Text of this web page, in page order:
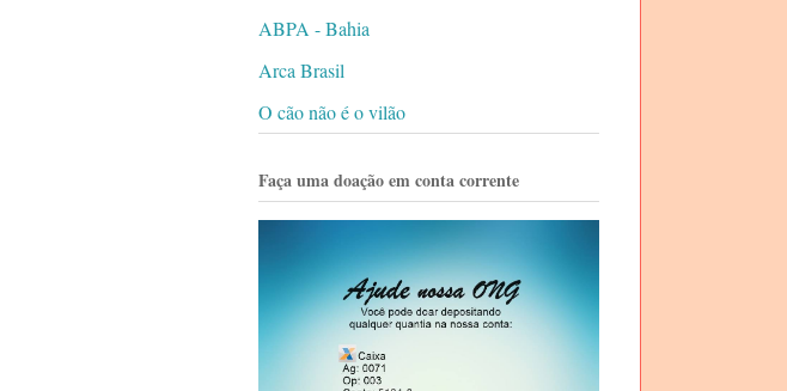
ABPA - Bahia
Arca Brasil
O cão não é o vilão
Faça uma doação em conta corrente